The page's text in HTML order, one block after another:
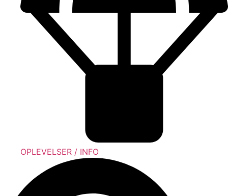
OPLEVELSER / INFO